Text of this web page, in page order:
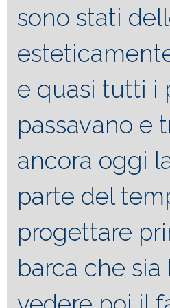
sono stati
e quasi tutti i
passavano e
ancora oggi
parte del
progettare
barca che sia